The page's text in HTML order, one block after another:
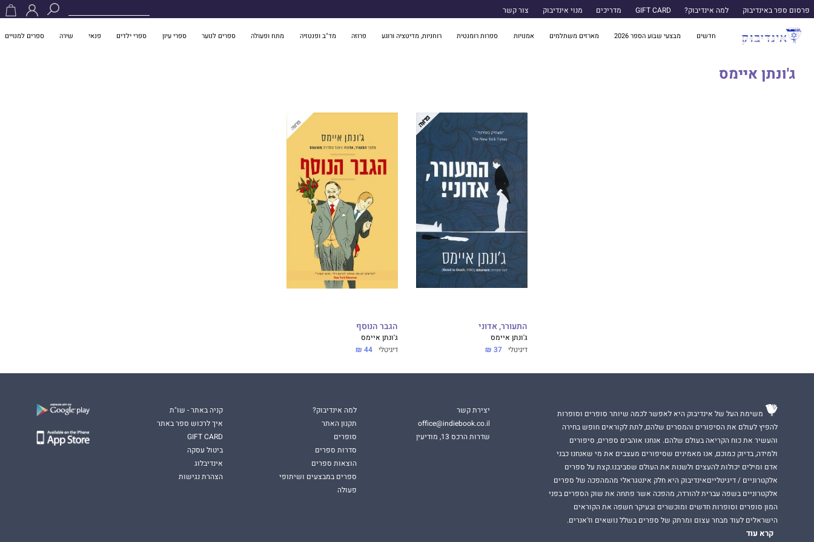
פרסום ספר באינדיבוק למה אינדיבוק? GIFT CARD מדריכים מנוי אינדיבוק צור קשר
חדשים מבצעי שבוע הספר 2026 מארזים משתלמים אמנויות ספרות רומנטית רוחניות, מדיטציה ורוגע פרוזה מד"ב ופנטזיה מתח ופעולה ספרים לנוער ספרי עיון ספרי ילדים פנאי שירה ספרים למנויים
ג'ונתן איימס
התעורר, אדוני
ג'ונתן איימס
דיגיטלי 37 ₪
הגבר הנוסף
ג'ונתן איימס
דיגיטלי 44 ₪
משימת העל של אינדיבוק היא לאפשר לכמה שיותר סופרים וסופרות
להפיץ לעולם את הסיפורים והמסרים שלהם, לתת לקוראים חופש בחירה
והעשיר את כוח הקריאה בעולם שלהם. אנחנו אוהבים ספרים, סיפורים
ולמידה, בדיוק כמוכם, אנו מאמינים שסיפורים מעצבים את מי שאנחנו כבני
אדם ומילים יכולות להעצים ולשנות את העולם שסביבנו.קצת על ספרים
אלקטרוניים / דיגיטלייםאינדיבוק היא חלק אינטגראלי מהמהפכה של ספרים
אלקטרוניים בשפה עברית להורדה, מהפכה אשר פתחה את שוק הספרים בפני
המון סופרים וסופרות חדשים ומוכשרים ובעיקר חשפה את הקוראים
הישראלים לעוד מבחר עצום ומרתק של ספרים בשלל נושאים וז'אנרים.
קרא עוד
יצירת קשר
office@indiebook.co.il
שדרות הרכס 13, מודיעין
למה אינדיבוק?
תקנון האתר
סופרים
סדרות ספרים
הוצאות ספרים
ספרים במבצעים ושיתופי
פעולה
קניה באתר - שו"ת
איך לרכוש ספר באתר
GIFT CARD
ביטול עסקה
אינדיבלוג
הצהרת נגישות